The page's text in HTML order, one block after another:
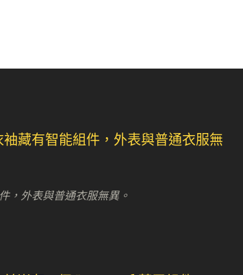
外表與普通衣服無異。